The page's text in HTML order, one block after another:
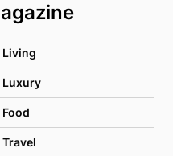
Living
Luxury
Food
Travel